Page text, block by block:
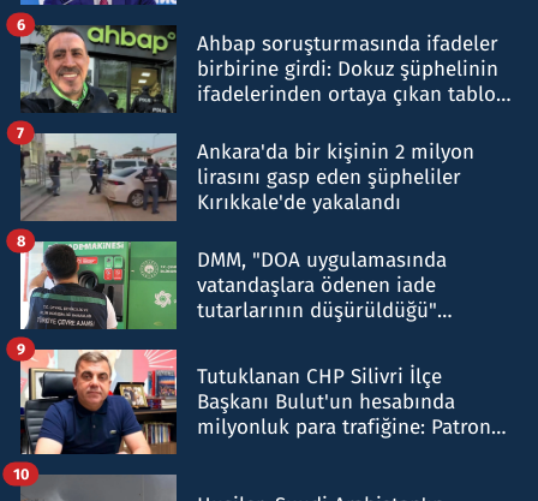
Ahbap soruşturmasında ifadeler
birbirine girdi: Dokuz şüphelinin
ifadelerinden ortaya çıkan tablo
6
Ankara'da bir kişinin 2 milyon
lirasını gasp eden şüpheliler
Kırıkkale'de yakalandı
7
DMM, "DOA uygulamasında
vatandaşlara ödenen iade
tutarlarının düşürüldüğü"
8
Tutuklanan CHP Silivri İlçe
Başkanı Bulut'un hesabında
milyonluk para trafiğine: Patron
9
10